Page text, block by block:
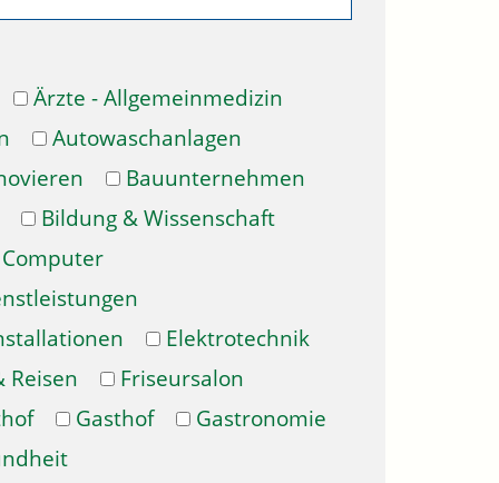
Ärzte - Allgemeinmedizin
Autowaschanlagen
Bauunternehmen
Bildung & Wissenschaft
Computer
Elektrotechnik
Reisen
Friseursalon
Gasthof
Gastronomie